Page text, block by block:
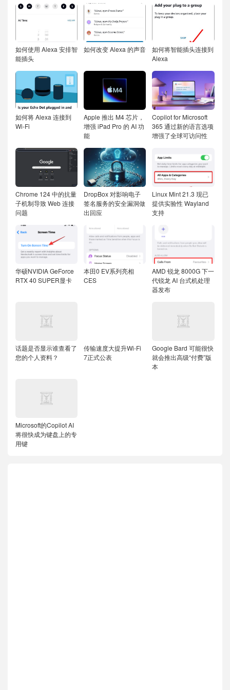
如何使用 Alexa 安排智
能插头
如何改变 Alexa 的声音
如何将智能插头连接到
Alexa
如何将 Alexa 连接到
Wi-Fi
Apple 推出 M4 芯片，
增强 iPad Pro 的 AI 功
能
Copilot for Microsoft
365 通过新的语言选项
增强了全球可访问性
Chrome 124 中的抗量
子机制导致 Web 连接
问题
DropBox 对影响电子
签名服务的安全漏洞做
出回应
Linux Mint 21.3 现已
提供实验性 Wayland
支持
华硕NVIDIA GeForce
RTX 40 SUPER显卡
本田0 EV系列亮相
CES
AMD 锐龙 8000G 下一
代锐龙 AI 台式机处理
器发布
话题是否显示谁查看了
您的个人资料？
传输速度大提升Wi-Fi
7正式公表
Google Bard 可能很快
就会推出高级“付费”版
本
Microsoft的Copilot AI
将很快成为键盘上的专
用键